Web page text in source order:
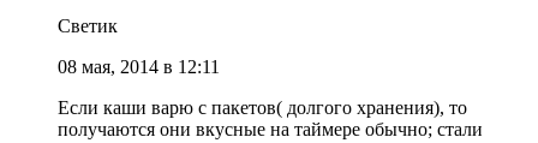
Светик
08 мая, 2014 в 12:11
Если каши варю с пакетов( долгого хранения), то
получаются они вкусные на таймере обычно; стали